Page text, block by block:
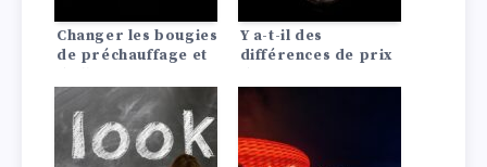
Changer les bougies
de préchauffage et
comment ça marche
Y a-t-il des
différences de prix
entre les Lada?